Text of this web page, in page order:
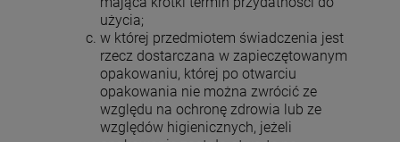
użycia;
w której przedmiotem świadczenia jest
rzecz dostarczana w zapieczętowanym
opakowaniu, której po otwarciu
opakowania nie można zwrócić ze
względu na ochronę zdrowia lub ze
względów higienicznych, jeżeli